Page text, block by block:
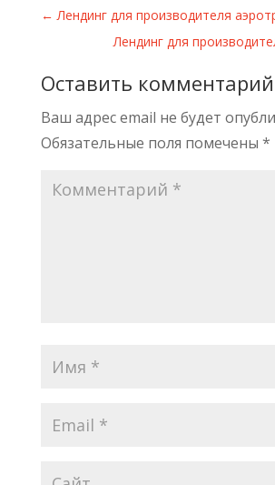
← Лендинг для производителя
Лендинг для
Оставить комментарий
Ваш адрес email не будет
Обязательные поля помечены *